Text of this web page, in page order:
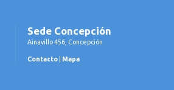
Sede Concepción
Ainavillo 456, Concepción
Contacto Mapa